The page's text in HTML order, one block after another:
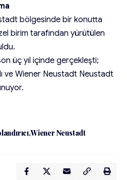
bölgesinde bir konutta
birim tarafından yürütülen
üç yıl içinde gerçekleşti;
ve Wiener Neustadt Neustadt
Wiener Neustadt